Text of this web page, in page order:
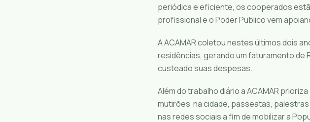
periódica e eficiente, os cooperados
profissional e o Poder Publico vem
A ACAMAR coletou nestes últimos dois
residências, gerando um faturamento de
custeado suas despesas.
Além do trabalho diário a ACAMAR
mutirões na cidade, passeatas, palestras
nas redes sociais a fim de mobilizar a